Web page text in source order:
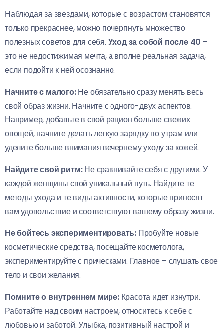
Наблюдая за звездами, которые с возрастом становятся
только прекраснее, можно почерпнуть множество
полезных советов для себя. Уход за собой после 40 –
это не недостижимая мечта, а вполне реальная задача,
если подойти к ней осознанно.
Начните с малого:Не обязательно сразу менять весь
свой образ жизни. Начните с одного-двух аспектов.
Например, добавьте в свой рацион больше свежих
овощей, начните делать легкую зарядку по утрам или
уделите больше внимания вечернему уходу за кожей.
Найдите свой ритм:Не сравнивайте себя с другими. У
каждой женщины свой уникальный путь. Найдите те
методы ухода и те виды активности, которые приносят
вам удовольствие и соответствуют вашему образу жизни.
Не бойтесь экспериментировать: Пробуйте новые
косметические средства, посещайте косметолога,
экспериментируйте с прическами. Главное – слушать свое
тело и свои желания.
Помните о внутреннем мире:Красота идет изнутри.
Работайте над своим настроем, относитесь к себе с
любовью и заботой. Улыбка, позитивный настрой и